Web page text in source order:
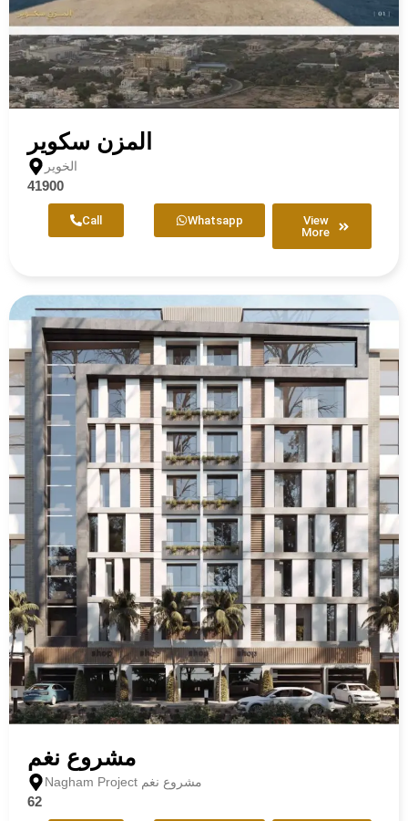
المزن سكوير
الخوير
41900
Call Whatsapp
View
More
مشروع نغم
Nagham Project مشروع نغم
62